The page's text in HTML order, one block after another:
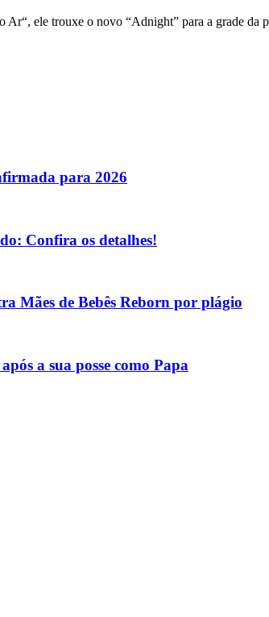
ele trouxe o novo “Adnight” para a grade da
para 2026
Confira os detalhes!
Mães de Bebês Reborn por plágio
a sua posse como Papa